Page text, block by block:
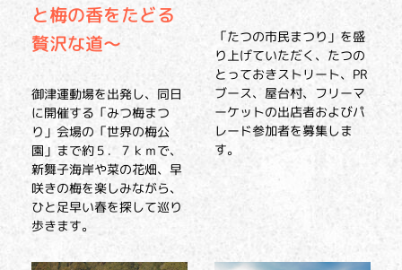
と梅の香をたどる
贅沢な道～
御津運動場を出発し、同日
に開催する「みつ梅まつ
り」会場の「世界の梅公
園」まで約５．７ｋｍで、
新舞子海岸や菜の花畑、早
咲きの梅を楽しみながら、
ひと足早い春を探して巡り
歩きます。
「たつの市民まつり」を盛
り上げていただく、たつの
とっておきストリート、PR
ブース、屋台村、フリーマ
ーケットの出店者およびパ
レード参加者を募集しま
す。